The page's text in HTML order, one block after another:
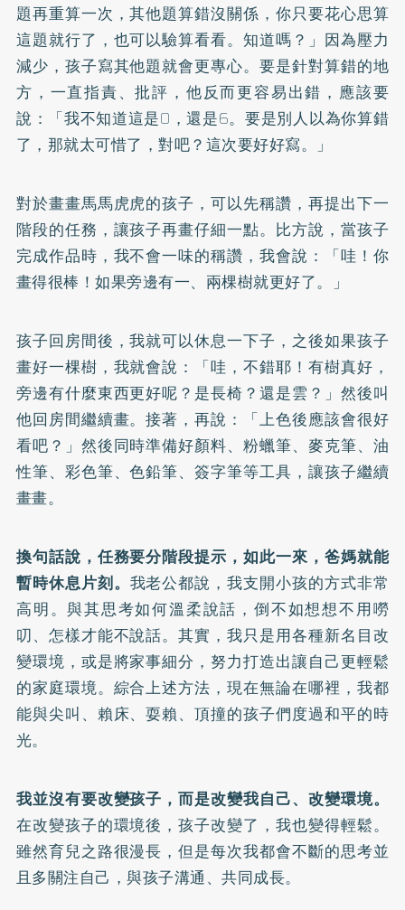
題再重算一次，其他題算錯沒關係，你只要花心思算
這題就行了，也可以驗算看看。知道嗎？」因為壓力
減少，孩子寫其他題就會更專心。要是針對算錯的地
方，一直指責、批評，他反而更容易出錯，應該要
說：「我不知道這是0，還是6。要是別人以為你算錯
了，那就太可惜了，對吧？這次要好好寫。」
對於畫畫馬馬虎虎的孩子，可以先稱讚，再提出下一
階段的任務，讓孩子再畫仔細一點。比方說，當孩子
完成作品時，我不會一味的稱讚，我會說：「哇！你
畫得很棒！如果旁邊有一、兩棵樹就更好了。」
孩子回房間後，我就可以休息一下子，之後如果孩子
畫好一棵樹，我就會說：「哇，不錯耶！有樹真好，
旁邊有什麼東西更好呢？是長椅？還是雲？」然後叫
他回房間繼續畫。接著，再說：「上色後應該會很好
看吧？」然後同時準備好顏料、粉蠟筆、麥克筆、油
性筆、彩色筆、色鉛筆、簽字筆等工具，讓孩子繼續
畫畫。
換句話說，任務要分階段提示，如此一來，爸媽就能
暫時休息片刻。 我老公都說，我支開小孩的方式非常
高明。與其思考如何溫柔說話，倒不如想想不用嘮
叨、怎樣才能不說話。其實，我只是用各種新名目改
變環境，或是將家事細分，努力打造出讓自己更輕鬆
的家庭環境。綜合上述方法，現在無論在哪裡，我都
能與尖叫、賴床、耍賴、頂撞的孩子們度過和平的時
光。
我並沒有要改變孩子，而是改變我自己、改變環境。
在改變孩子的環境後，孩子改變了，我也變得輕鬆。
雖然育兒之路很漫長，但是每次我都會不斷的思考並
且多關注自己，與孩子溝通、共同成長。